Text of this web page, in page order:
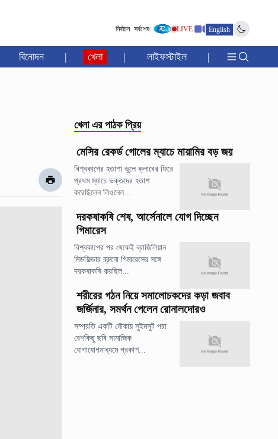
নির্বাচন সর্বশেষ LIVE English
বিনোদন | খেলা | লাইফস্টাইল |
খেলা এর পাঠক প্রিয়
মেসির রেকর্ড গোলের ম্যাচে মায়ামির বড় জয়
বিশ্বকাপের হতাশা ভুলে ক্লাবের ফিরে
প্রথম ম্যাচে ভক্তদের হতাশ
করেছিলেন লিওনেল...
দরকষাকষি শেষ, আর্সেনালে যোগ দিচ্ছেন
গিমারেস
বিশ্বকাপের পর থেকেই ব্রাজিলিয়ান
মিডফিল্ডার ব্রুনো গিমারেসের সঙ্গে
দরকষাকষি করছিল...
শরীরের গঠন নিয়ে সমালোচকদের কড়া জবাব
জর্জিনার, সমর্থন পেলেন রোনালদোরও
সম্প্রতি একটি নৌকায় সুইমসুট পরা
বেশকিছু ছবি সামাজিক
যোগাযোগমাধ্যমে প্রকাশ...